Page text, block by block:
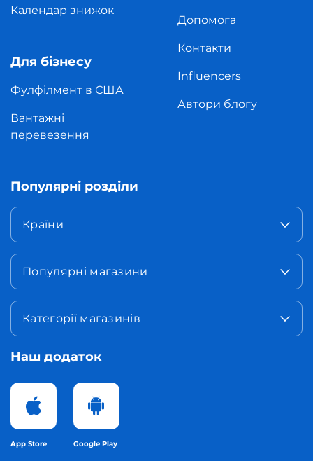
Календар знижок
Для бізнесу
Фулфілмент в США
Вантажні
перевезення
Допомога
Контакти
Influencers
Автори блогу
Популярні розділи
Країни
Популярні магазини
Категорії магазинів
Наш додаток
App Store Google Play